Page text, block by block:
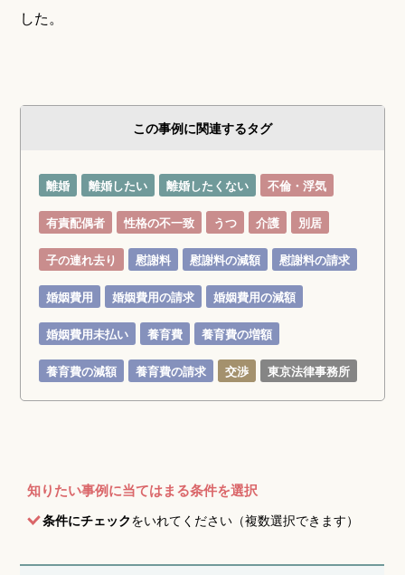
した。
この事例に関連するタグ
離婚 離婚したい 離婚したくない 不倫・浮気
有責配偶者 性格の不一致 うつ 介護 別居
子の連れ去り 慰謝料 慰謝料の減額 慰謝料の請求
婚姻費用 婚姻費用の請求 婚姻費用の減額
婚姻費用未払い 養育費 養育費の増額
養育費の減額 養育費の請求 交渉 東京法律事務所
知りたい事例に当てはまる条件を選択
条件にチェックをいれてください（複数選択できます）